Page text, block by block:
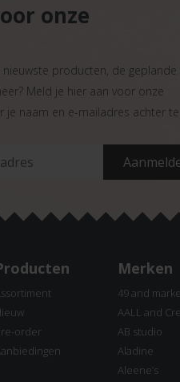
onze
producten, de geplande
Meld je hier aan voor onze
je naam en e-mailadres achter te
order
Merken
49 and
AALL and
AB studio
Aladine
Aleene’s